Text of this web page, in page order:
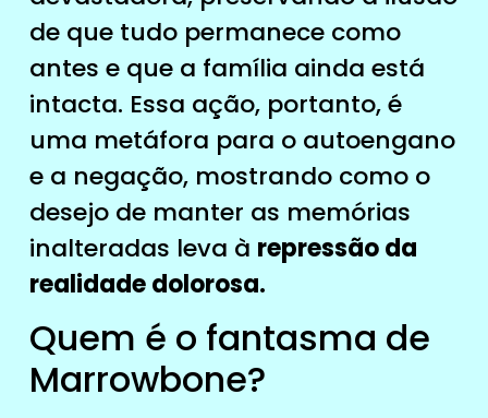
de que tudo permanece como
antes e que a família ainda está
intacta. Essa ação, portanto, é
uma metáfora para o autoengano
e a negação, mostrando como o
desejo de manter as memórias
inalteradas leva à repressão da
realidade dolorosa.
Quem é o fantasma de
Marrowbone?